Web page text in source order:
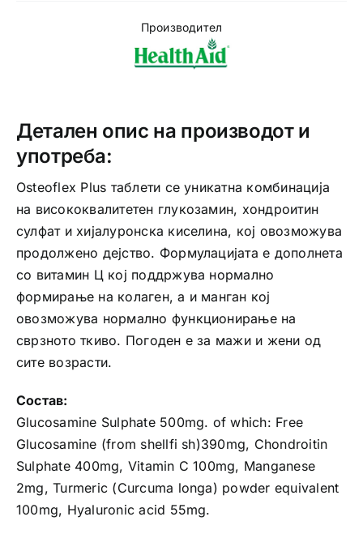
Производител
Детален опис на производот и
употреба:
Osteoflex Plus таблети се уникатна комбинација
на висококвалитетен глукозамин, хондроитин
сулфат и хијалуронска киселина, кој овозможува
продолжено дејство. Формулацијата е дополнета
со витамин Ц кој поддржува нормално
формирање на колаген, а и манган кој
овозможува нормално функционирање на
сврзното ткиво. Погоден е за мажи и жени од
сите возрасти.
Состав:
Glucosamine Sulphate 500mg. оf which: Free
Glucosamine (from shellfi sh)390mg, Chondroitin
Sulphate 400mg, Vitamin C 100mg, Manganese
2mg, Turmeric (Curcuma longa) powder equivalent
100mg, Hyaluronic acid 55mg.